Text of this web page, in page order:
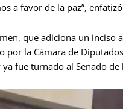
a favor de la paz”,
que adiciona un inciso
por la Cámara de
fue turnado al Senado